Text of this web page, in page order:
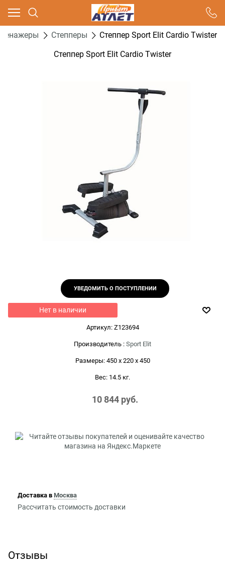
Cтепперы
Степпер Sport Elit Cardio Twister
Степпер Sport Elit Cardio Twister
УВЕДОМИТЬ О ПОСТУПЛЕНИИ
Нет в наличии
Артикул: Z123694
Производитель : Sport Elit
Размеры: 450 x 220 x 450
Вес: 14.5 кг.
10 844 руб.
Доставка в Москва
Рассчитать стоимость доставки
Отзывы
Ваш город - Москва,
угадали?
ДА НЕТ